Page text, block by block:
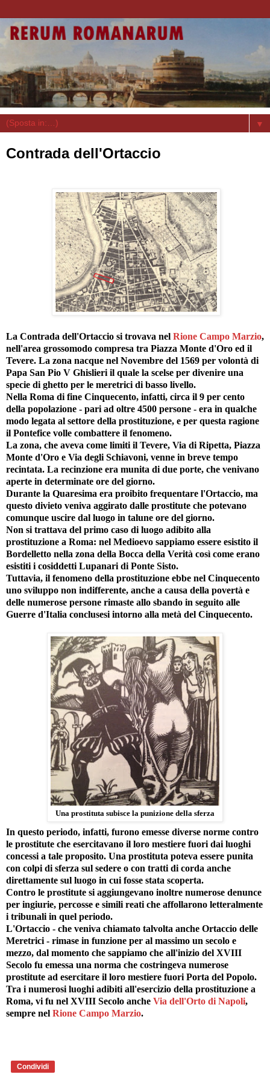
▼
Contrada dell'Ortaccio
La Contrada dell'Ortaccio si trovava nel Rione Campo Marzio,
nell'area grossomodo compresa tra Piazza Monte d'Oro ed il
Tevere. La zona nacque nel Novembre del 1569 per volontà di
Papa San Pio V Ghislieri il quale la scelse per divenire una
specie di ghetto per le meretrici di basso livello.
Nella Roma di fine Cinquecento, infatti, circa il 9 per cento
della popolazione - pari ad oltre 4500 persone - era in qualche
modo legata al settore della prostituzione, e per questa ragione
il Pontefice volle combattere il fenomeno.
La zona, che aveva come limiti il Tevere, Via di Ripetta, Piazza
Monte d'Oro e Via degli Schiavoni, venne in breve tempo
recintata. La recinzione era munita di due porte, che venivano
aperte in determinate ore del giorno.
Durante la Quaresima era proibito frequentare l'Ortaccio, ma
questo divieto veniva aggirato dalle prostitute che potevano
comunque uscire dal luogo in talune ore del giorno.
Non si trattava del primo caso di luogo adibito alla
prostituzione a Roma: nel Medioevo sappiamo essere esistito il
Bordelletto nella zona della Bocca della Verità così come erano
esistiti i cosiddetti Lupanari di Ponte Sisto.
Tuttavia, il fenomeno della prostituzione ebbe nel Cinquecento
uno sviluppo non indifferente, anche a causa della povertà e
delle numerose persone rimaste allo sbando in seguito alle
Guerre d'Italia conclusesi intorno alla metà del Cinquecento.
Una prostituta subisce la punizione della sferza
In questo periodo, infatti, furono emesse diverse norme contro
le prostitute che esercitavano il loro mestiere fuori dai luoghi
concessi a tale proposito. Una prostituta poteva essere punita
con colpi di sferza sul sedere o con tratti di corda anche
direttamente sul luogo in cui fosse stata scoperta.
Contro le prostitute si aggiungevano inoltre numerose denunce
per ingiurie, percosse e simili reati che affollarono letteralmente
i tribunali in quel periodo.
L'Ortaccio - che veniva chiamato talvolta anche Ortaccio delle
Meretrici - rimase in funzione per al massimo un secolo e
mezzo, dal momento che sappiamo che all'inizio del XVIII
Secolo fu emessa una norma che costringeva numerose
prostitute ad esercitare il loro mestiere fuori Porta del Popolo.
Tra i numerosi luoghi adibiti all'esercizio della prostituzione a
Roma, vi fu nel XVIII Secolo anche Via dell'Orto di Napoli,
sempre nel Rione Campo Marzio.
Condividi